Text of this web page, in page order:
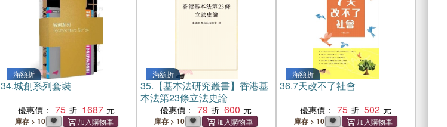
滿額折
34.城創系列套裝
優惠價： 75 1687
庫存 > 10
滿額折
35. 【基本法研究叢書】香港基
本法第23條立法史論
優惠價： 79 600
庫存 > 10
滿額折
36.7天改不了社會
優惠價： 75 502
庫存 > 10